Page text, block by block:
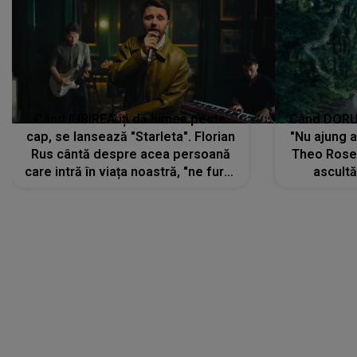
Rus cântă despre acea persoană
care intră în viața noastră, "ne fură"
toate PRIVIRILE, toate GÂNDURILE,
tot UNIVERSUL și fără să ne dăm
seama, ajunge să fie motivul
pentru care zâmbim
Theo
trece